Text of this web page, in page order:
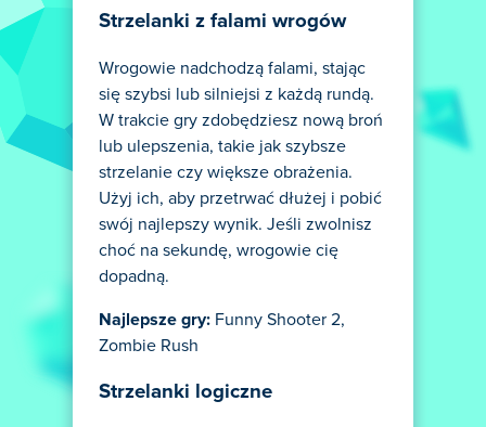
Strzelanki z falami wrogów
Wrogowie nadchodzą falami, stając
się szybsi lub silniejsi z każdą rundą.
W trakcie gry zdobędziesz nową broń
lub ulepszenia, takie jak szybsze
strzelanie czy większe obrażenia.
Użyj ich, aby przetrwać dłużej i pobić
swój najlepszy wynik. Jeśli zwolnisz
choć na sekundę, wrogowie cię
dopadną.
Najlepsze gry: Funny Shooter 2,
Zombie Rush
Strzelanki logiczne